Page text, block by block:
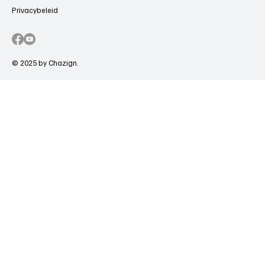
Privacybeleid
© 2025 by Chazign.